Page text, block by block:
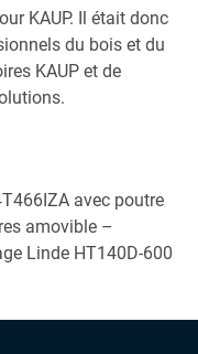
KAUP. Il était donc
du bois et du
KAUP et de
avec poutre
amovible –
Linde HT140D-600